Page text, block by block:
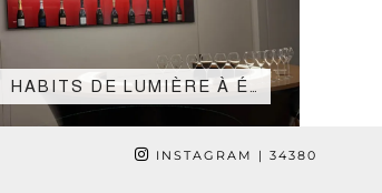
HABITS DE LUMIÈRE À É…
INSTAGRAM | 34380